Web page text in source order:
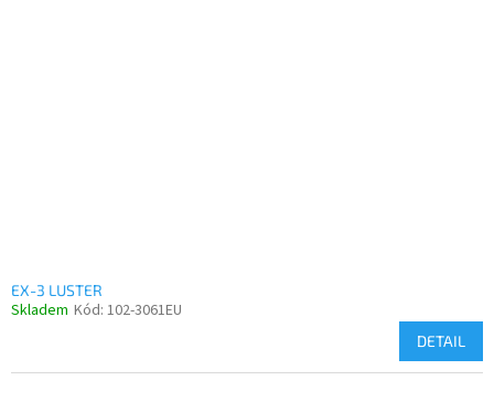
EX-3 LUSTER
Skladem Kód: 102-3061EU
DETAIL